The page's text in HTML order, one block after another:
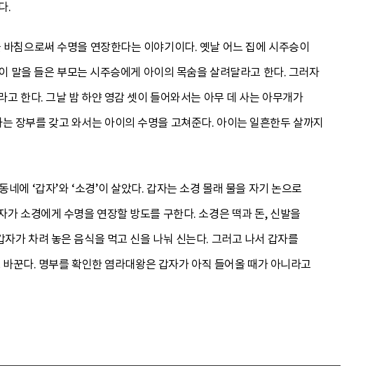
.
침으로써 수명을 연장한다는 이야기이다. 옛날 어느 집에 시주승이
말을 들은 부모는 시주승에게 아이의 목숨을 살려달라고 한다. 그러자
한다. 그날 밤 하얀 영감 셋이 들어와서는 아무 데 사는 아무개가
장부를 갖고 와서는 아이의 수명을 고쳐준다. 아이는 일흔한두 살까지
에 ‘갑자’와 ‘소경’이 살았다. 갑자는 소경 몰래 물을 자기 논으로
소경에게 수명을 연장할 방도를 구한다. 소경은 떡과 돈, 신발을
가 차려 놓은 음식을 먹고 신을 나눠 신는다. 그러고 나서 갑자를
꾼다. 명부를 확인한 염라대왕은 갑자가 아직 들어올 때가 아니라고